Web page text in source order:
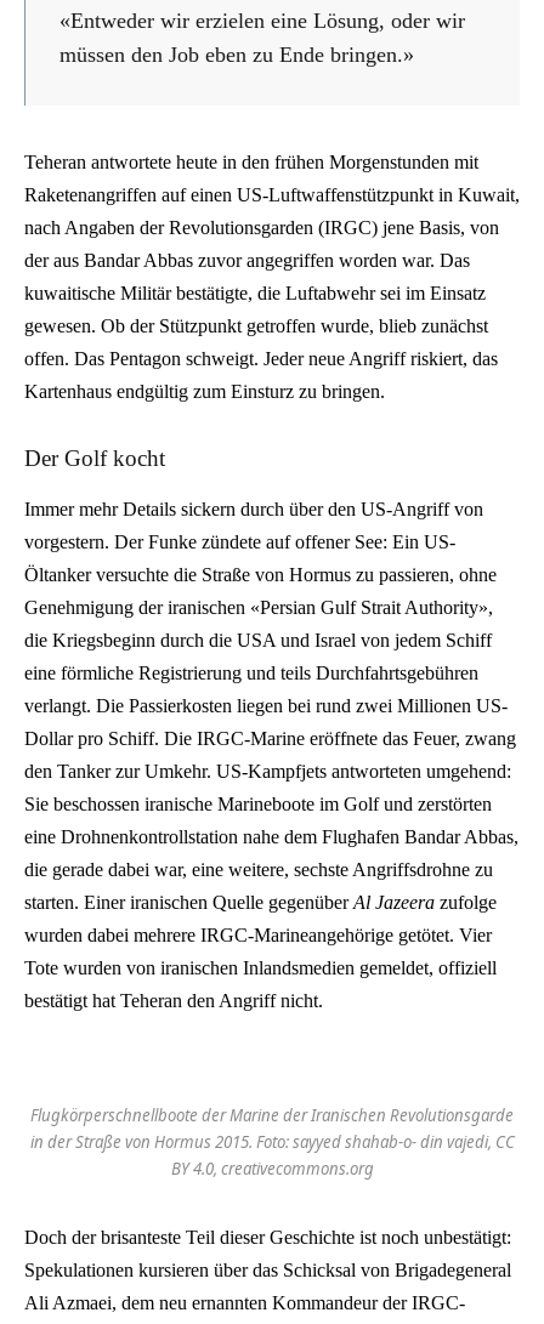
«Entweder wir erzielen eine Lösung, oder wir
müssen den Job eben zu Ende bringen.»
Teheran antwortete heute in den frühen Morgenstunden mit
Raketenangriffen auf einen US-Luftwaffenstützpunkt in Kuwait,
nach Angaben der Revolutionsgarden (IRGC) jene Basis, von
der aus Bandar Abbas zuvor angegriffen worden war. Das
kuwaitische Militär bestätigte, die Luftabwehr sei im Einsatz
gewesen. Ob der Stützpunkt getroffen wurde, blieb zunächst
offen. Das Pentagon schweigt. Jeder neue Angriff riskiert, das
Kartenhaus endgültig zum Einsturz zu bringen.
Der Golf kocht
Immer mehr Details sickern durch über den US-Angriff von
vorgestern. Der Funke zündete auf offener See: Ein US-
Öltanker versuchte die Straße von Hormus zu passieren, ohne
Genehmigung der iranischen «Persian Gulf Strait Authority»,
die Kriegsbeginn durch die USA und Israel von jedem Schiff
eine förmliche Registrierung und teils Durchfahrtsgebühren
verlangt. Die Passierkosten liegen bei rund zwei Millionen US-
Dollar pro Schiff. Die IRGC-Marine eröffnete das Feuer, zwang
den Tanker zur Umkehr. US-Kampfjets antworteten umgehend:
Sie beschossen iranische Marineboote im Golf und zerstörten
eine Drohnenkontrollstation nahe dem Flughafen Bandar Abbas,
die gerade dabei war, eine weitere, sechste Angriffsdrohne zu
starten. Einer iranischen Quelle gegenüberAl Jazeera zufolge
wurden dabei mehrere IRGC-Marineangehörige getötet. Vier
Tote wurden von iranischen Inlandsmedien gemeldet, offiziell
bestätigt hat Teheran den Angriff nicht.
Flugkörperschnellboote der Marine der Iranischen Revolutionsgarde
in der Straße von Hormus 2015. Foto: sayyed shahab-o- din vajedi, CC
BY 4.0, creativecommons.org
Doch der brisanteste Teil dieser Geschichte ist noch unbestätigt:
Spekulationen kursieren über das Schicksal von Brigadegeneral
Ali Azmaei, dem neu ernannten Kommandeur der IRGC-